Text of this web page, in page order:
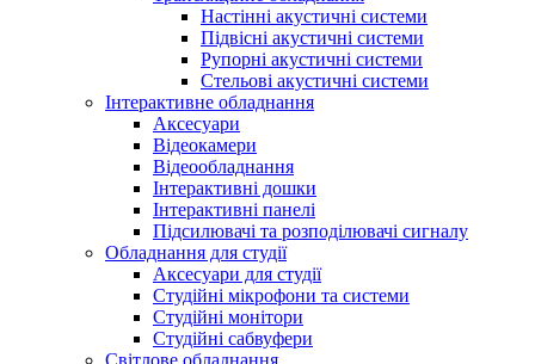
Настінні акустичні системи
Підвісні акустичні системи
Рупорні акустичні системи
Стельові акустичні системи
Інтерактивне обладнання
Аксесуари
Відеокамери
Відеообладнання
Інтерактивні дошки
Інтерактивні панелі
Підсилювачі та розподілювачі сигналу
Обладнання для студії
Аксесуари для студії
Студійні мікрофони та системи
Студійні монітори
Студійні сабвуфери
Світлове обладнання